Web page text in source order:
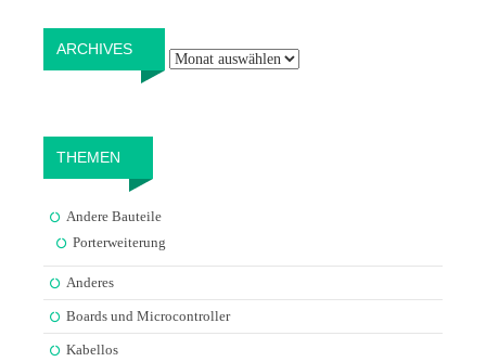
ARCHIVES
THEMEN
Andere Bauteile
Porterweiterung
Anderes
Boards und Microcontroller
Kabellos